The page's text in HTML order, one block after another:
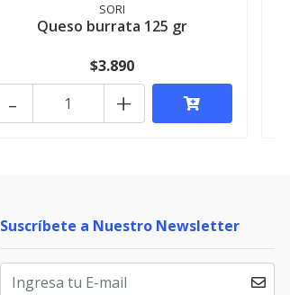
SORI
Queso burrata 125 gr
$3.890
+
-
Suscríbete a Nuestro Newsletter